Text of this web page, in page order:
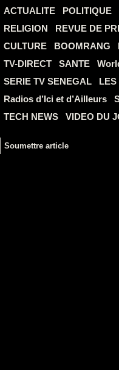
ACTUALITE POLITIQUE
RELIGION
REVUE DE
CULTURE
BOOMRANG
TV-DIRECT
SANTE
SERIE TV SENEGAL
LES
Radios d’Ici et d’Ailleurs
TECH NEWS
VIDEO DU
Soumettre article